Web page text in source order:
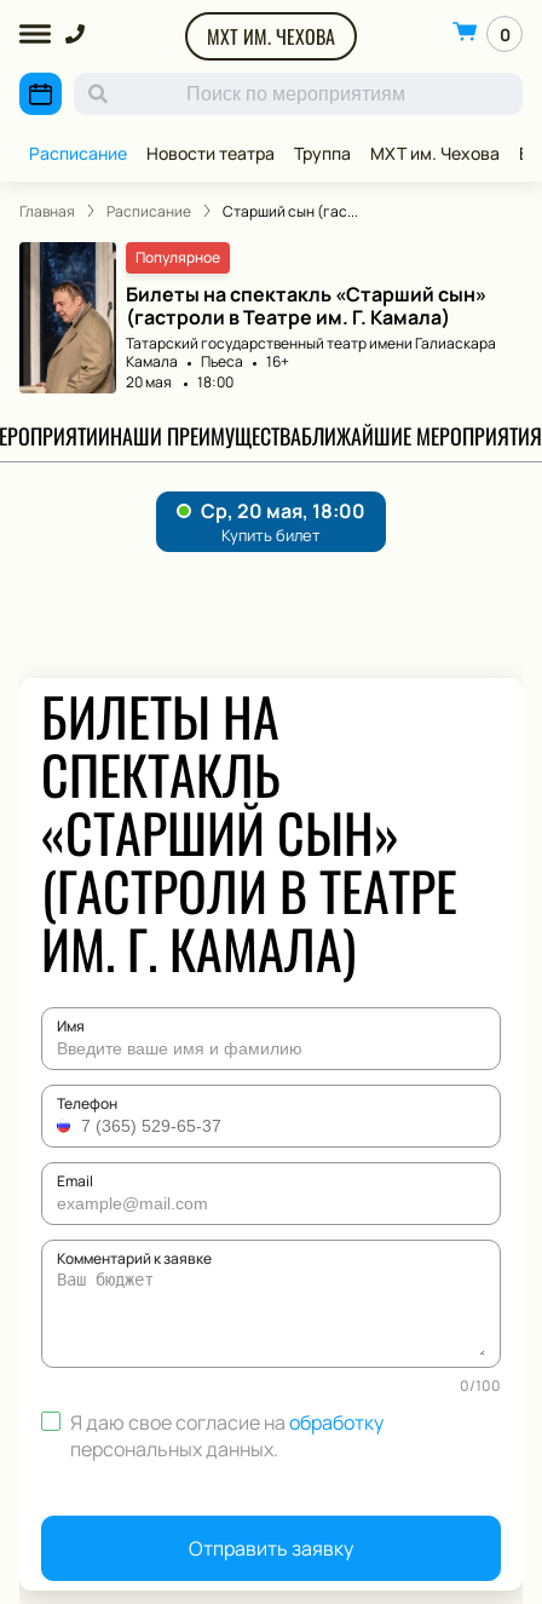
МХТ ИМ. ЧЕХОВА 0
Расписание Новости театра Труппа МХТ им. Чехова
Главная Расписание Старший сын (гас...
Популярное
Билеты на спектакль «Старший сын»
(гастроли в Театре им. Г. Камала)
Татарский государственный театр имени Галиаскара
Камала
Пьеса
16+
20 мая
18:00
НАШИ ПРЕИМУЩЕСТВАБЛИЖАЙШИЕ МЕРОПРИЯТИЯ
БИЛЕТЫ НА
СПЕКТАКЛЬ
«СТАРШИЙ СЫН»
(ГАСТРОЛИ В ТЕАТРЕ
ИМ. Г. КАМАЛА)
Имя
Телефон
Email
Комментарий к заявке
0/100
Я даю свое согласие наобработку
персональных данных.
Отправить заявку